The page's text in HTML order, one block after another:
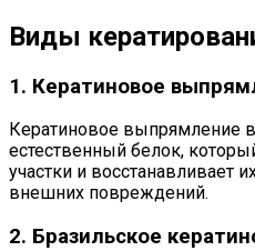
Виды
1. Кератиновое
Кератиновое выпрямление
естественный белок,
участки и восстанавливает
внешних повреждений.
2. Бразильское